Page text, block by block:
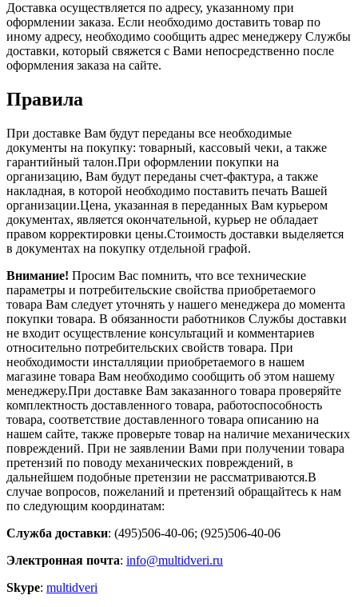
Доставка осуществляется по адресу, указанному при
оформлении заказа. Если необходимо доставить товар по
иному адресу, необходимо сообщить адрес менеджеру Службы
доставки, который свяжется с Вами непосредственно после
оформления заказа на сайте.
Правила
При доставке Вам будут переданы все необходимые
документы на покупку: товарный, кассовый чеки, а также
гарантийный талон.При оформлении покупки на
организацию, Вам будут переданы счет-фактура, а также
накладная, в которой необходимо поставить печать Вашей
организации.Цена, указанная в переданных Вам курьером
документах, является окончательной, курьер не обладает
правом корректировки цены.Стоимость доставки выделяется
в документах на покупку отдельной графой.
Внимание! Просим Вас помнить, что все технические
параметры и потребительские свойства приобретаемого
товара Вам следует уточнять у нашего менеджера до момента
покупки товара. В обязанности работников Службы доставки
не входит осуществление консультаций и комментариев
относительно потребительских свойств товара. При
необходимости инсталляции приобретаемого в нашем
магазине товара Вам необходимо сообщить об этом нашему
менеджеру.При доставке Вам заказанного товара проверяйте
комплектность доставленного товара, работоспособность
товара, соответствие доставленного товара описанию на
нашем сайте, также проверьте товар на наличие механических
повреждений. При не заявлении Вами при получении товара
претензий по поводу механических повреждений, в
дальнейшем подобные претензии не рассматриваются.В
случае вопросов, пожеланий и претензий обращайтесь к нам
по следующим координатам:
Служба доставки: (495)506-40-06; (925)506-40-06
Электронная почта: info@multidveri.ru
Skype: multidveri